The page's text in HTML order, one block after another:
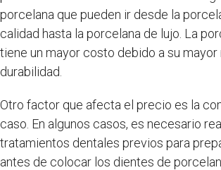
porcelana que pueden ir desde la
calidad hasta la porcelana de lujo. La
tiene un mayor costo debido a su
durabilidad.
Otro factor que afecta el precio es la
caso. En algunos casos, es necesario
tratamientos dentales previos para
antes de colocar los dientes de